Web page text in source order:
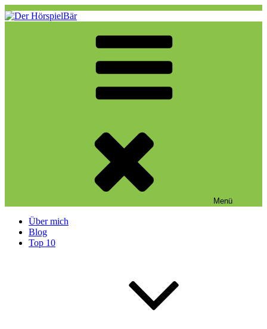
Zum
Inhalt
Eine weitere WordPress-Website
Menü
Über mich
Blog
Top 10